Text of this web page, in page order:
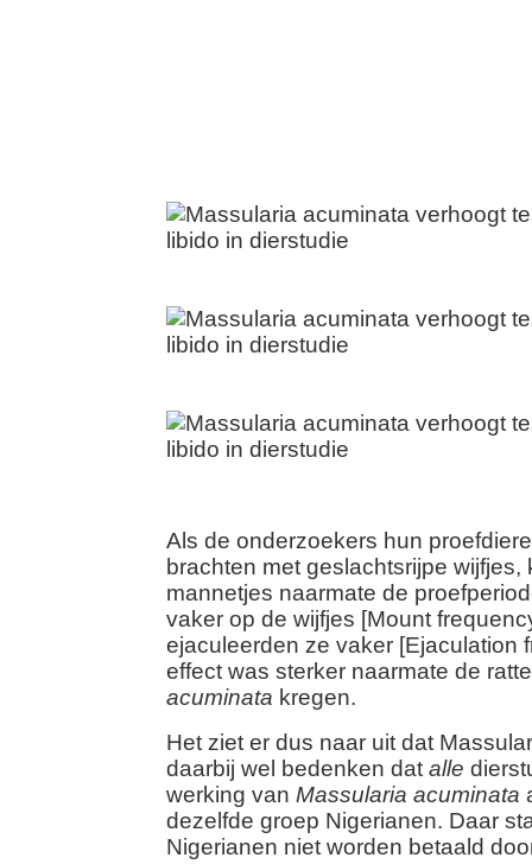
Als de onderzoekers hun
brachten met geslachtsrijpe wijfjes,
mannetjes naarmate de
vaker op de wijfjes [Mount
ejaculeerden ze vaker [Ejaculation
effect was sterker naarmate de
acuminata kregen.
Het ziet er dus naar uit dat
daarbij wel bedenken dat alle
werking van Massularia acuminata
dezelfde groep Nigerianen. Daar
Nigerianen niet worden betaald